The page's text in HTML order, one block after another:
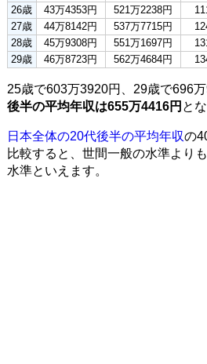
26歳
43万4353円 521万2238円
27歳
44万8142円 537万7715円
28歳
45万9308円 551万1697円
29歳
46万8723円 562万4684円
25歳で603万3920円、29歳で696万
後半の平均年収は655万4416円 と
日本全体の20代後半の平均年収の
比較すると、世間一般の水準より
水準といえます。